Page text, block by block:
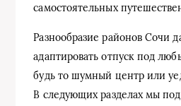
самостоятельных
Разнообразие районов Сочи
адаптировать отпуск под
будь то шумный центр или
В следующих разделах мы